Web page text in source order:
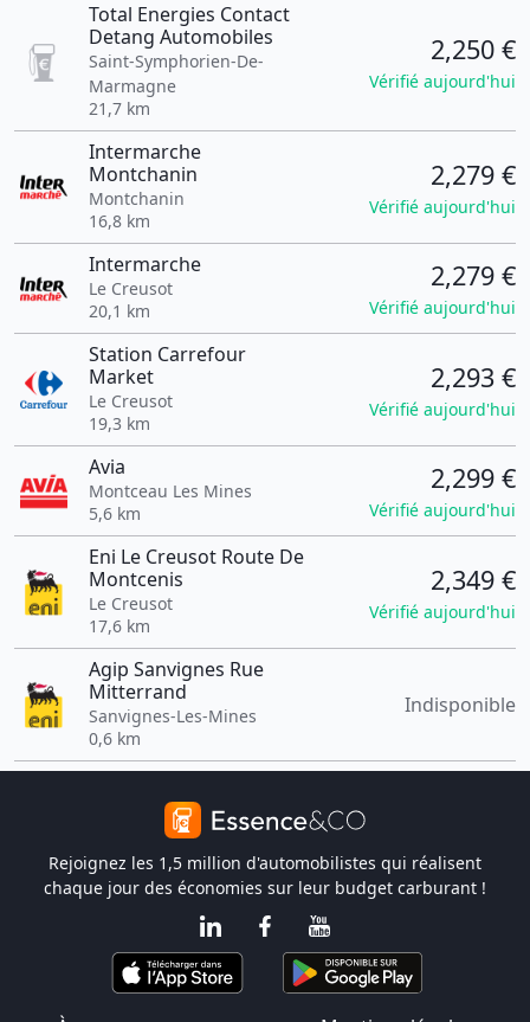
Total Energies Contact
Detang Automobiles
Saint-Symphorien-De-
Marmagne
21,7 km
2,250 €
Vérifié aujourd'hui
Intermarche
Montchanin
Montchanin
16,8 km
2,279 €
Vérifié aujourd'hui
Intermarche
Le Creusot
20,1 km
2,279 €
Vérifié aujourd'hui
Station Carrefour
Market
Le Creusot
19,3 km
2,293 €
Vérifié aujourd'hui
Avia
Montceau Les Mines
5,6 km
2,299 €
Vérifié aujourd'hui
Eni Le Creusot Route De
Montcenis
Le Creusot
17,6 km
2,349 €
Vérifié aujourd'hui
Agip Sanvignes Rue
Mitterrand
Sanvignes-Les-Mines
0,6 km
Indisponible
Rejoignez les 1,5 million d'automobilistes qui réalisent
chaque jour des économies sur leur budget carburant !